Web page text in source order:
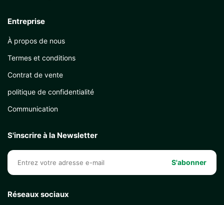
Entreprise
À propos de nous
Termes et conditions
Contrat de vente
politique de confidentialité
Communication
S'inscrire à la Newsletter
S'abonner
Réseaux sociaux